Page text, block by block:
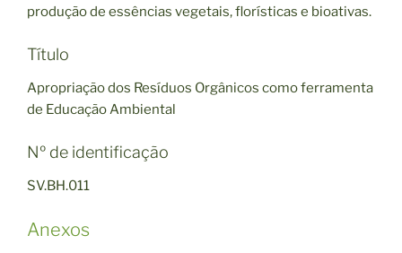
produção de essências vegetais, florísticas e bioativas.
Título
Apropriação dos Resíduos Orgânicos como ferramenta
de Educação Ambiental
Nº de identificação
SV.BH.011
Anexos